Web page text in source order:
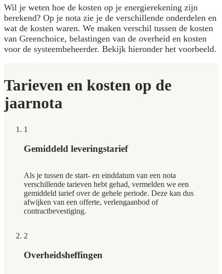
Wil je weten hoe de kosten op je energierekening zijn
berekend? Op je nota zie je de verschillende onderdelen en
wat de kosten waren. We maken verschil tussen de kosten
van Greenchoice, belastingen van de overheid en kosten
voor de systeembeheerder. Bekijk hieronder het voorbeeld.
Tarieven en kosten op de
jaarnota
1
Gemiddeld leveringstarief
Als je tussen de start- en einddatum van een nota
verschillende tarieven hebt gehad, vermelden we een
gemiddeld tarief over de gehele periode. Deze kan dus
afwijken van een offerte, verlengaanbod of
contractbevestiging.
2
Overheidsheffingen